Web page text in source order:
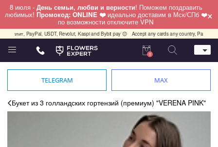
8 июля - День семьи, любви и верности! Поможем поздравить
любимых! Промокод: ONLINE ❤️ идеально доставим в Мск/СПб ❤️
по возможности отключите VPN ×
PayPal, USDT, Revolut, Kaspi and Bybit pay 😊 Accept any cards any country, PayPal,
Телефон
+7 (812) 425 36 05
Санкт-Петербург,
0
TELEGRAM MAX
Букет из 3 голландских гортензий (премиум) "VERENA PINK"